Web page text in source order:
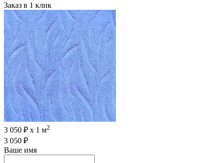
Заказ в 1 клик
3 050 ₽ х 1 м2
3 050 ₽
Ваше имя